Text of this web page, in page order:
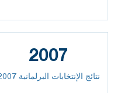
2007
نتائج الإنتخابات البرلمانية 2007